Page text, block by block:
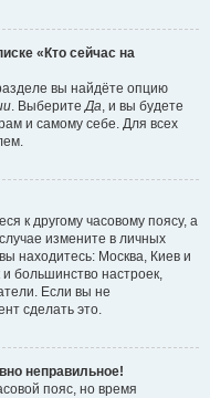
«Кто сейчас на
вы найдёте опцию
. ВыберитеДа, и вы будете
и самому себе. Для всех
к другому часовому поясу, а
измените в личных
находитесь: Москва, Киев и
и большинство настроек,
Если вы не
сделать это.
неправильное!
пояс, но время